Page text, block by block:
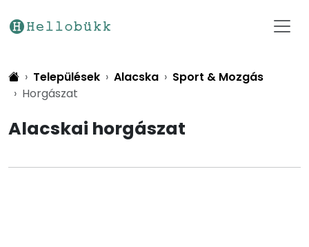
Települések Alacska
Sport & Mozgás
Horgászat
Alacskai horgászat